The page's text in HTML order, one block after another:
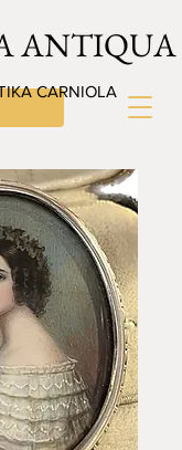
ANTIQUA
CARNIOLA